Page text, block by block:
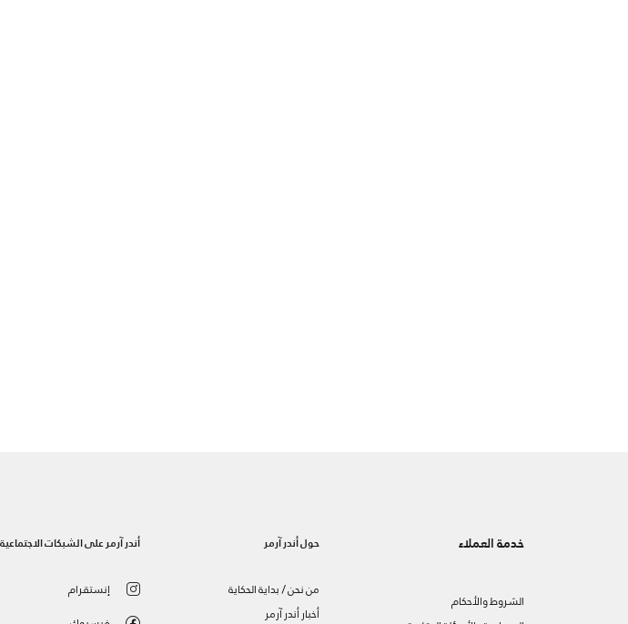
خدمة العملاء
الشروط والأحكام
حول أندر آرمر
من نحن / بداية الحكاية
أخبار أندر آرمر
أندر آرمر على الشبكات الاجتماعية
إنستقرام